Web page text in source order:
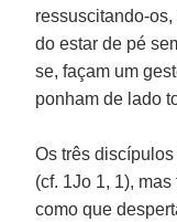
ressuscitando-
do estar de pé
se, façam um
ponham de lado
Os três discípulos
(cf. 1Jo 1, 1),
como que